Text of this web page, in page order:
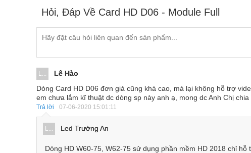
Hỏi, Đáp Về Card HD D06 - Module Full
L...
Lê Hào
Dòng Card HD D06 đơn giá cũng khá cao, mà lại không hỗ trợ
em chưa lắm kĩ thuật dc dòng sp này anh ạ, mong dc Anh Chị chia
Trả lời 07-06-2020 15:01:11
L... Led Trường An
Dòng HD W60-75, W62-75 sử dụng phần mềm HD 2018 chỉ